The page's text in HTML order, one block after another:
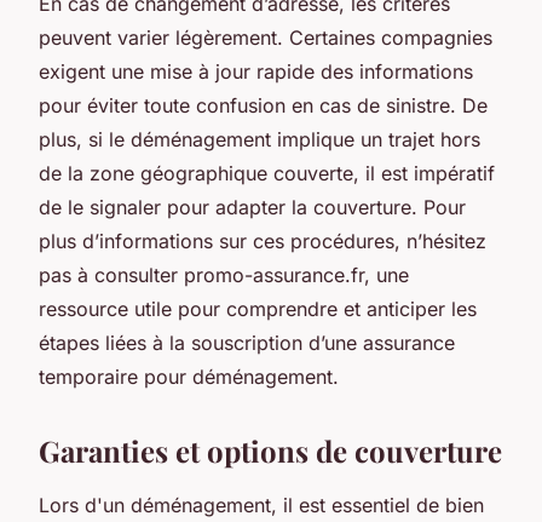
peuvent varier légèrement. Certaines compagnies
exigent une mise à jour rapide des informations
pour éviter toute confusion en cas de sinistre. De
plus, si le déménagement implique un trajet hors
de la zone géographique couverte, il est impératif
de le signaler pour adapter la couverture. Pour
plus d’informations sur ces procédures, n’hésitez
pas à consulter promo-assurance.fr, une
ressource utile pour comprendre et anticiper les
étapes liées à la souscription d’une assurance
temporaire pour déménagement.
Garanties et options de couverture
Lors d'un déménagement, il est essentiel de bien